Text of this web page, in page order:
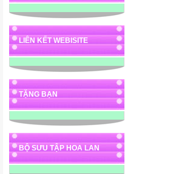
LIÊN KẾT WEBISITE
TẶNG BẠN
BỘ SƯU TẬP HOA LAN